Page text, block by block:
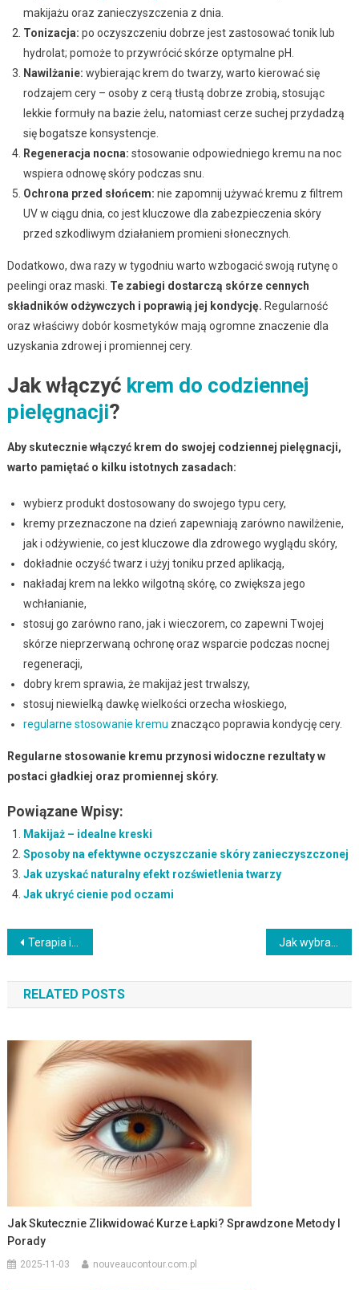
makijażu oraz zanieczyszczenia z dnia.
Tonizacja: po oczyszczeniu dobrze jest zastosować tonik lub
hydrolat; pomoże to przywrócić skórze optymalne pH.
Nawilżanie: wybierając krem do twarzy, warto kierować się
rodzajem cery – osoby z cerą tłustą dobrze zrobią, stosując
lekkie formuły na bazie żelu, natomiast cerze suchej przydadzą
się bogatsze konsystencje.
Regeneracja nocna: stosowanie odpowiedniego kremu na noc
wspiera odnowę skóry podczas snu.
Ochrona przed słońcem: nie zapomnij używać kremu z filtrem
UV w ciągu dnia, co jest kluczowe dla zabezpieczenia skóry
przed szkodliwym działaniem promieni słonecznych.
Dodatkowo, dwa razy w tygodniu warto wzbogacić swoją rutynę o
peelingi oraz maski. Te zabiegi dostarczą skórze cennych
składników odżywczych i poprawią jej kondycję. Regularność
oraz właściwy dobór kosmetyków mają ogromne znaczenie dla
uzyskania zdrowej i promiennej cery.
Jak włączyć krem do codziennej
pielęgnacji?
Aby skutecznie włączyć krem do swojej codziennej pielęgnacji,
warto pamiętać o kilku istotnych zasadach:
wybierz produkt dostosowany do swojego typu cery,
kremy przeznaczone na dzień zapewniają zarówno nawilżenie,
jak i odżywienie, co jest kluczowe dla zdrowego wyglądu skóry,
dokładnie oczyść twarz i użyj toniku przed aplikacją,
nakładaj krem na lekko wilgotną skórę, co zwiększa jego
wchłanianie,
stosuj go zarówno rano, jak i wieczorem, co zapewni Twojej
skórze nieprzerwaną ochronę oraz wsparcie podczas nocnej
regeneracji,
dobry krem sprawia, że makijaż jest trwalszy,
stosuj niewielką dawkę wielkości orzecha włoskiego,
regularne stosowanie kremu znacząco poprawia kondycję cery.
Regularne stosowanie kremu przynosi widoczne rezultaty w
postaci gładkiej oraz promiennej skóry.
Powiązane Wpisy:
Makijaż – idealne kreski
Sposoby na efektywne oczyszczanie skóry zanieczyszczonej
Jak uzyskać naturalny efekt rozświetlenia twarzy
Jak ukryć cienie pod oczami
Nawigacja
wpisu
Terapia izotretynoiną w leczeniu trądziku: co warto wiedzieć?
RELATED POSTS
Jak Skutecznie Zlikwidować Kurze Łapki? Sprawdzone Metody I
Porady
2025-11-03 nouveaucontour.com.pl